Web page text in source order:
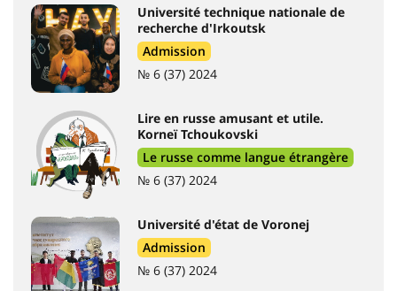
Université technique nationale de
recherche d'Irkoutsk
Admission
№ 6 (37) 2024
Lire en russe amusant et utile.
Korneï Tchoukovski
Le russe comme langue étrangère
№ 6 (37) 2024
Université d'état de Voronej
Admission
№ 6 (37) 2024